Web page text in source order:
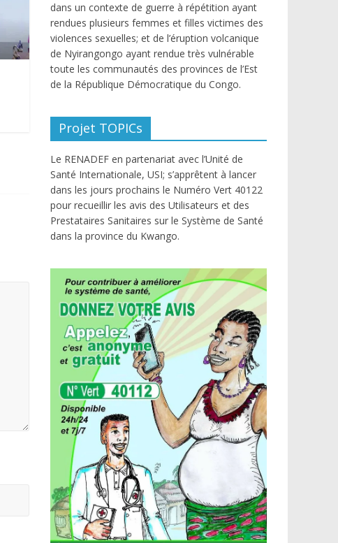
dans un contexte de guerre à répétition ayant
rendues plusieurs femmes et filles victimes des
violences sexuelles; et de l’éruption volcanique
de Nyirangongo ayant rendue très vulnérable
toute les communautés des provinces de l’Est
de la République Démocratique du Congo.
Projet TOPICs
Le RENADEF en partenariat avec l’Unité de
Santé Internationale, USI; s’apprêtent à lancer
dans les jours prochains le Numéro Vert 40122
pour recueillir les avis des Utilisateurs et des
Prestataires Sanitaires sur le Système de Santé
dans la province du Kwango.